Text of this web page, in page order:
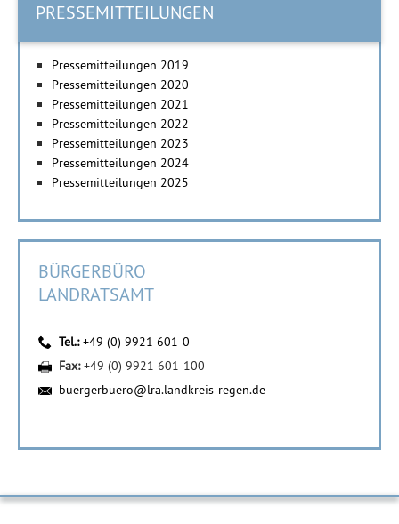
PRESSEMITTEILUNGEN
Pressemitteilungen 2019
Pressemitteilungen 2020
Pressemitteilungen 2021
Pressemitteilungen 2022
Pressemitteilungen 2023
Pressemitteilungen 2024
Pressemitteilungen 2025
BÜRGERBÜRO
LANDRATSAMT
Tel.:+49 (0) 9921 601-0
Fax:+49 (0) 9921 601-100
buergerbuero@lra.landkreis-regen.de